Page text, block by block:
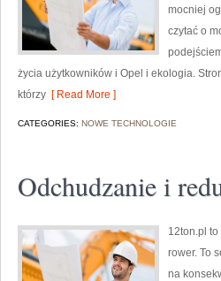
mocniej
czytać o
życia użytkowników i Opel i ekologia.
którzy [ Read More ]
CATEGORIES: NOWE TECHNOLOGIE
Odchudzanie i
12ton.pl
rower. To
na